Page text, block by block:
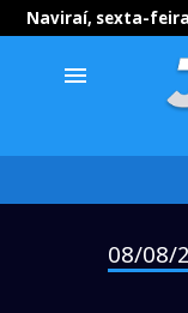
Naviraí, sexta-
menu
08/08/